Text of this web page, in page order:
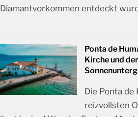
Diamantvorkommen entdeckt
Ponta de
Kirche und
Die Ponta de
reizvollsten